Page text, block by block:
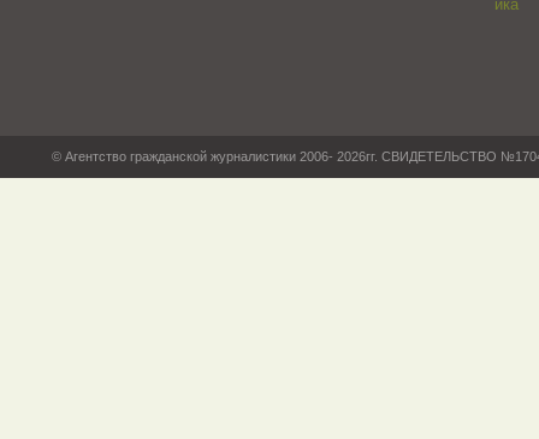
© Агентство гражданской журналистики 2006- 2026гг. СВИДЕТЕЛЬСТВО